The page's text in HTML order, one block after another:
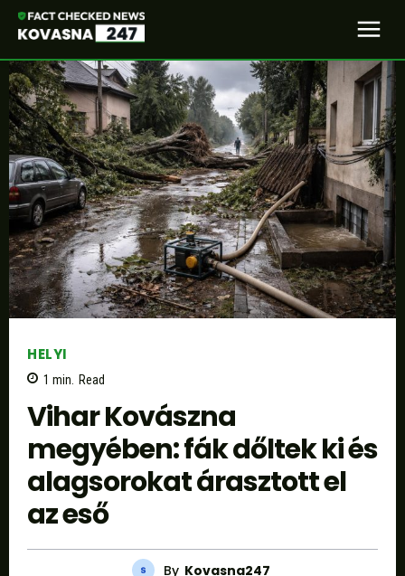
HELYI
1 min. Read
Vihar Kovászna
megyében: fák dőltek ki és
alagsorokat árasztott el
az eső
By Kovasna247